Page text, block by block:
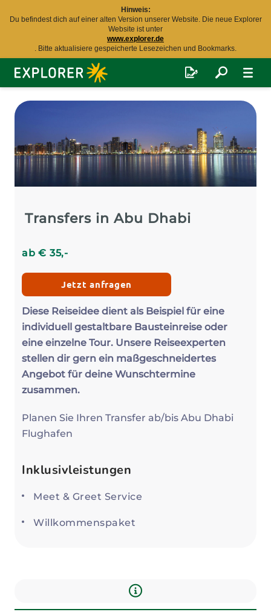
Hinweis:
Du befindest dich auf einer alten Version unserer Website. Die neue Explorer
Website ist unter
www.explorer.de
. Bitte aktualisiere gespeicherte Lesezeichen und Bookmarks.
Explorer
Fernreisen
Transfers in Abu Dhabi
ab€ 35,-
Jetzt anfragen
Diese Reiseidee dient als Beispiel für eine
individuell gestaltbare Bausteinreise oder
eine einzelne Tour. Unsere Reiseexperten
stellen dir gern ein maßgeschneidertes
Angebot für deine Wunschtermine
zusammen.
Planen Sie Ihren Transfer ab/bis Abu Dhabi
Flughafen
Inklusivleistungen
Meet & Greet Service
Willkommenspaket